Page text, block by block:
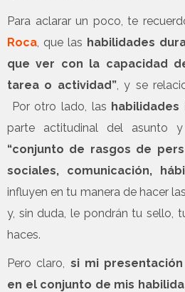
Para aclarar un poco, te
Roca, que las habilidades
que ver con la capacidad
tarea o actividad”, y se
Por otro lado, las habilidades
parte actitudinal del asunto
“conjunto de rasgos de
sociales, comunicación,
influyen en tu manera de hacer
y, sin duda, le pondrán tu sello,
haces.
Pero claro, si mi
en el conjunto de mis